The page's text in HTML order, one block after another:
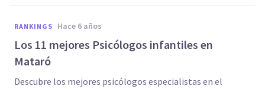
RANKINGS hace 6 años
Los 11 mejores Psicólogos infantiles en
Mataró
Descubre los mejores psicólogos especialistas en el